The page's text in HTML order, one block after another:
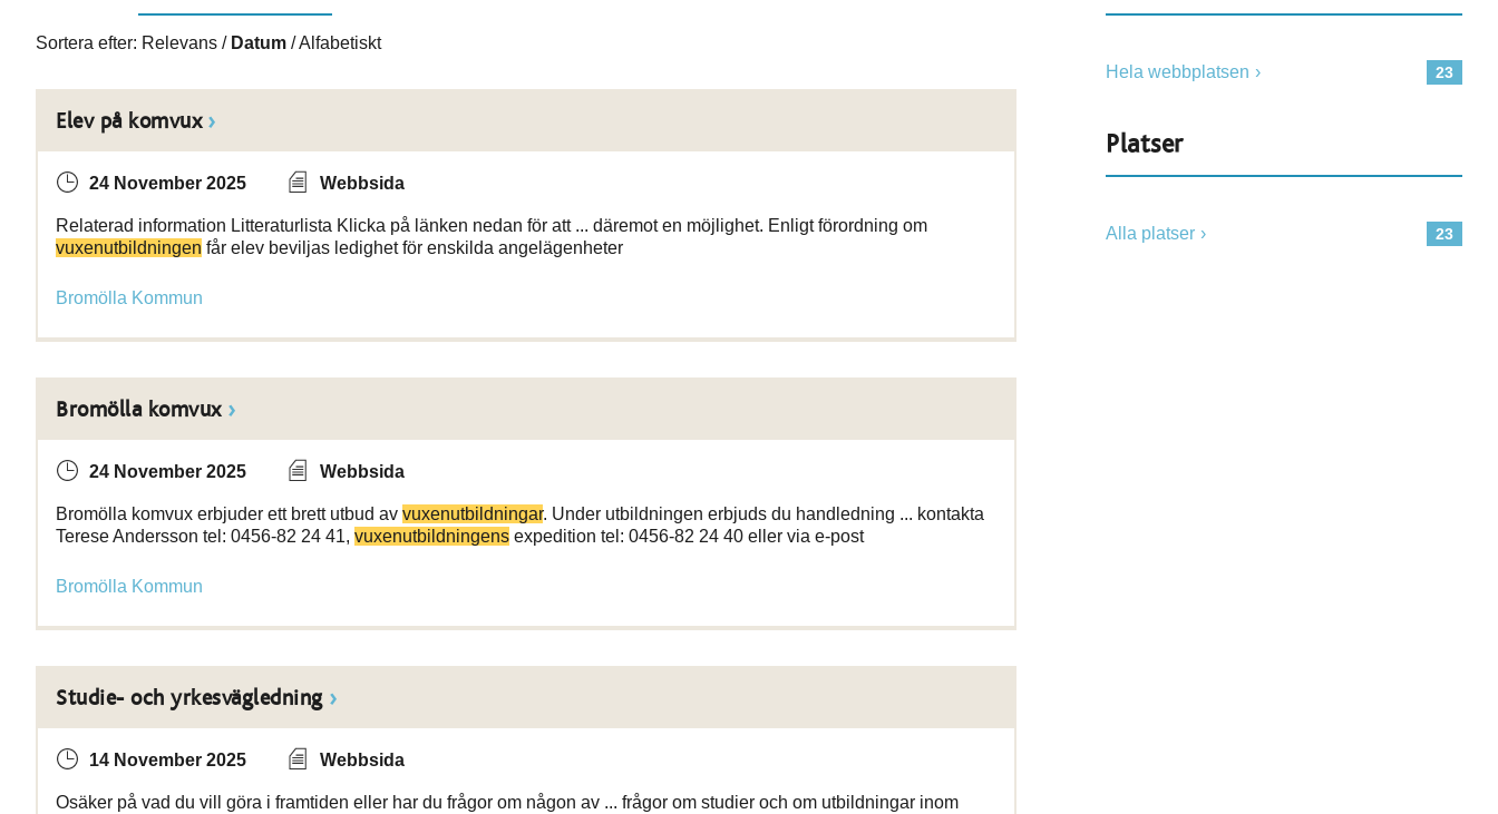
Sortera efter: Relevans / Datum /Alfabetiskt
Elev på komvux
24 November 2025 Webbsida
Relaterad information Litteraturlista Klicka på länken nedan för att ... däremot en möjlighet. Enligt förordning om
vuxenutbildningen får elev beviljas ledighet för enskilda angelägenheter
Bromölla Kommun
Bromölla komvux
24 November 2025 Webbsida
Bromölla komvux erbjuder ett brett utbud av vuxenutbildningar. Under utbildningen erbjuds du handledning ... kontakta
Terese Andersson tel: 0456-82 24 41, vuxenutbildningens expedition tel: 0456-82 24 40 eller via e-post
Bromölla Kommun
Studie- och yrkesvägledning
14 November 2025 Webbsida
Osäker på vad du vill göra i framtiden eller har du frågor om någon av ... frågor om studier och om utbildningar inom
23
Hela webbplatsen
Platser
23
Alla platser